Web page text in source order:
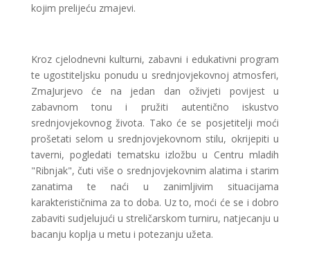
kojim prelijeću zmajevi.
Kroz cjelodnevni kulturni, zabavni i edukativni program
te ugostiteljsku ponudu u srednjovjekovnoj atmosferi,
ZmaJurjevo će na jedan dan oživjeti povijest u
zabavnom tonu i pružiti autentično iskustvo
srednjovjekovnog života. Tako će se posjetitelji moći
prošetati selom u srednjovjekovnom stilu, okrijepiti u
taverni, pogledati tematsku izložbu u Centru mladih
"Ribnjak", čuti više o srednjovjekovnim alatima i starim
zanatimate naći u zanimljivim situacijama
karakterističnima za to doba. Uz to, moći će se i dobro
zabaviti sudjelujući u streličarskom turniru, natjecanju u
bacanju koplja u metu i potezanju užeta.